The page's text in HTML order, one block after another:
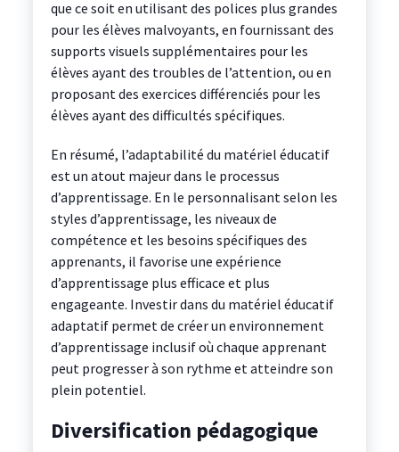
que ce soit en utilisant des polices plus grandes
pour les élèves malvoyants, en fournissant des
supports visuels supplémentaires pour les
élèves ayant des troubles de l’attention, ou en
proposant des exercices différenciés pour les
élèves ayant des difficultés spécifiques.
En résumé, l’adaptabilité du matériel éducatif
est un atout majeur dans le processus
d’apprentissage. En le personnalisant selon les
styles d’apprentissage, les niveaux de
compétence et les besoins spécifiques des
apprenants, il favorise une expérience
d’apprentissage plus efficace et plus
engageante. Investir dans du matériel éducatif
adaptatif permet de créer un environnement
d’apprentissage inclusif où chaque apprenant
peut progresser à son rythme et atteindre son
plein potentiel.
Diversification pédagogique